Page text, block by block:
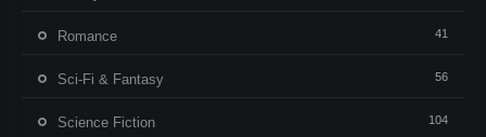
Romance 41
Sci-Fi & Fantasy 56
Science Fiction 104